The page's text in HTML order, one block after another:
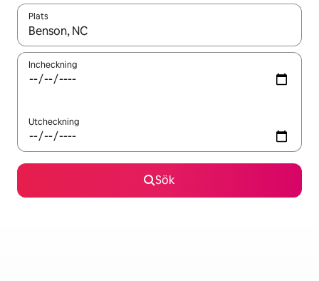
Plats
När resultaten är tillgängliga kan du navigera med upp- och
Incheckning
Utcheckning
Sök